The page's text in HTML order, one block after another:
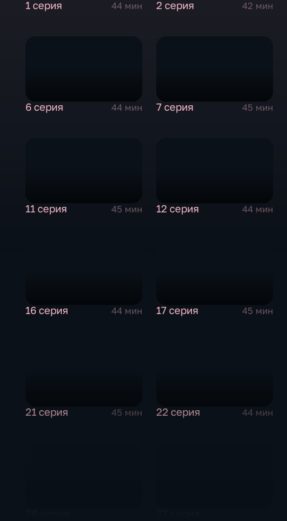
1 серия 44 мин 2 серия 42 мин
6 серия 44 мин 7 серия 45 мин
11 серия 45 мин 12 серия 44 мин
16 серия 44 мин 17 серия 45 мин
21 серия 45 мин 22 серия 44 мин